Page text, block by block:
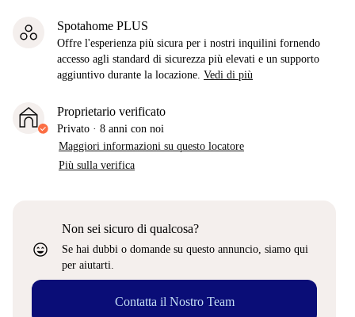
Spotahome PLUS
Offre l'esperienza più sicura per i nostri inquilini fornendo
accesso agli standard di sicurezza più elevati e un supporto
aggiuntivo durante la locazione. Vedi di più
Proprietario verificato
Privato · 8 anni con noi
Maggiori informazioni su questo locatore
Più sulla verifica
sentiment_very_satisfied
Non sei sicuro di qualcosa?
Se hai dubbi o domande su questo annuncio, siamo qui
per aiutarti.
Contatta il Nostro Team